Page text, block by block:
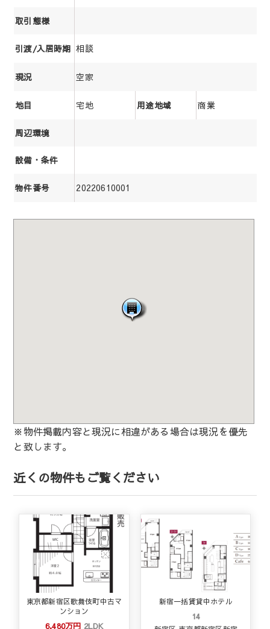
取引態様
引渡/入居時期 相談
現況 空家
地目 宅地 用途地域 商業
周辺環境
設備・条件
物件番号 20220610001
※物件掲載内容と現況に相違がある場合は現況を優先
と致します。
近くの物件もご覧ください
東京都新宿区歌舞伎町中古マ
ンション
6,480万円 2LDK
新宿一括賃貸中ホテル
14